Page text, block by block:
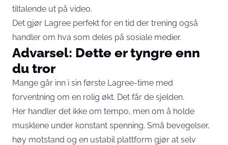
tiltalende ut på video.
Det gjør Lagree perfekt for en tid der trening også
handler om hva som deles på sosiale medier.
Advarsel: Dette er tyngre enn
du tror
Mange går inn i sin første Lagree-time med
forventning om en rolig økt. Det får de sjelden.
Her handler det ikke om tempo, men om å holde
musklene under konstant spenning. Små bevegelser,
høy motstand og en ustabil plattform gjør at selv